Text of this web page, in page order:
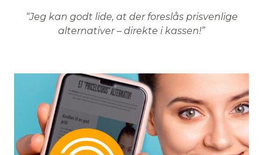
“Jeg kan godt lide, at der foreslås prisvenlige
alternativer – direkte i kassen!”